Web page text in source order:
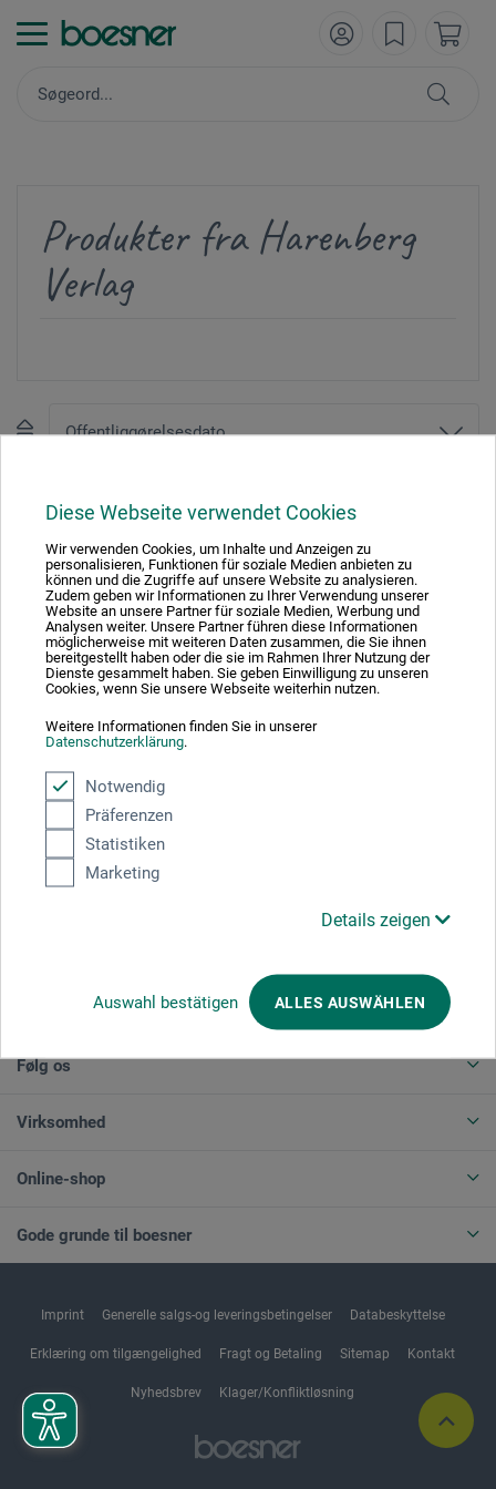
Diese Webseite verwendet Cookies
Wir verwenden Cookies, um Inhalte und Anzeigen zu
personalisieren, Funktionen für soziale Medien anbieten zu
können und die Zugriffe auf unsere Website zu analysieren.
Zudem geben wir Informationen zu Ihrer Verwendung unserer
Website an unsere Partner für soziale Medien, Werbung und
Analysen weiter. Unsere Partner führen diese Informationen
möglicherweise mit weiteren Daten zusammen, die Sie ihnen
bereitgestellt haben oder die sie im Rahmen Ihrer Nutzung der
Dienste gesammelt haben. Sie geben Einwilligung zu unseren
Cookies, wenn Sie unsere Webseite weiterhin nutzen.
Weitere Informationen finden Sie in unserer
Datenschutzerklärung.
Notwendig
Präferenzen
Statistiken
Marketing
Details zeigen
Auswahl bestätigen ALLES AUSWÄHLEN
Produkter fra Harenberg
Verlag
Absolut sikker
ANNULLER BESTILLING
Følg os
Virksomhed
Online-shop
Gode grunde til boesner
Imprint Generelle salgs-og leveringsbetingelser Databeskyttelse
Erklæring om tilgængelighed Fragt og Betaling Sitemap Kontakt
Nyhedsbrev Klager/Konfliktløsning